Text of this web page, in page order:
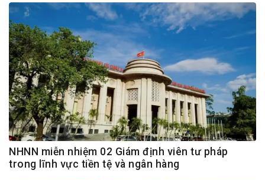
NHNN miễn nhiệm 02 Giám định viên tư pháp
trong lĩnh vực tiền tệ và ngân hàng